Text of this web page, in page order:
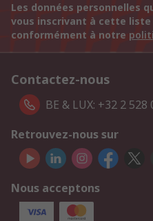
Les données personnelles
vous inscrivant à cette
conformément à notre
Contactez-nous
BE & LUX: +32 2 528
Retrouvez-nous sur
Nous acceptons